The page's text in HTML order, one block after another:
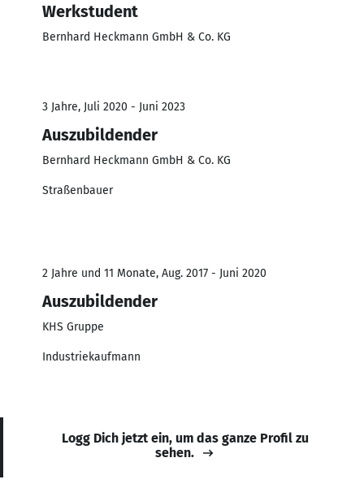
Werkstudent
Bernhard Heckmann GmbH & Co. KG
3 Jahre, Juli 2020 - Juni 2023
Auszubildender
Bernhard Heckmann GmbH & Co. KG
Straßenbauer
2 Jahre und 11 Monate, Aug. 2017 - Juni 2020
Auszubildender
KHS Gruppe
Industriekaufmann
Logg Dich jetzt ein, um das ganze Profil zu
sehen.